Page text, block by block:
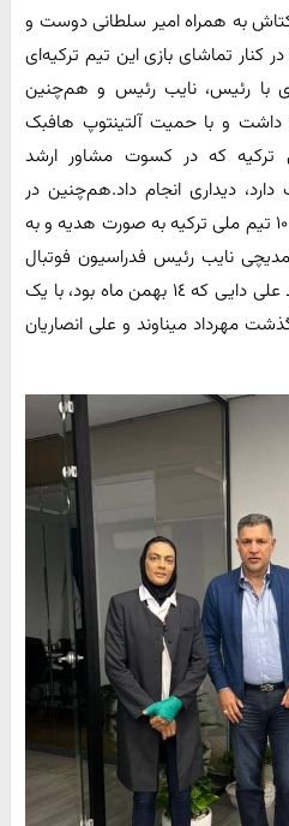
به همراه امیر سلطانی دوست و
کنار تماشای بازی این تیم ترکیه‌ای
با رئیس، نایب رئیس و هم‌چنین
داشت و با حمیت آلتینتوپ هافبک
ترکیه که در کسوت مشاور ارشد
دیداری انجام داد.هم‌چنین در
حاشیه این سفر، پیراهن شماره ۱۰ تیم ملی ترکیه به صورت هدیه و به
نایب رئیس فدراسیون فوتبال
ترکیه به علی دایی اهدا شد.تولد علی دایی که ١٤ بهمن ماه بود، با یک
علت درگذشت مهرداد میناوند و علی انصاریان